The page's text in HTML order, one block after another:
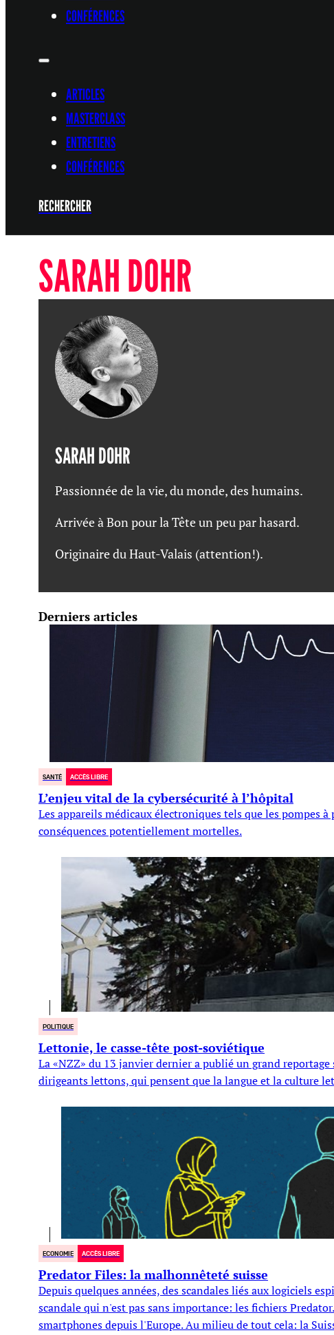
CONFÉRENCES
ARTICLES
MASTERCLASS
ENTRETIENS
CONFÉRENCES
RECHERCHER
SARAH DOHR
SARAH DOHR
Passionnée de la vie, du monde, des humains.
Arrivée à Bon pour la Tête un peu par hasard.
Originaire du Haut-Valais (attention!).
Derniers articles
SANTÉ ACCÈS LIBRE
L’enjeu vital de la cybersécurité à l’hôpital
Les appareils médicaux électroniques tels que les pompes
conséquences potentiellement mortelles.
POLITIQUE
Lettonie, le casse-tête post-soviétique
La «NZZ» du 13 janvier dernier a publié un grand
dirigeants lettons, qui pensent que la langue et la culture
ECONOMIE ACCÈS LIBRE
Predator Files: la malhonnêteté suisse
Depuis quelques années, des scandales liés aux logiciels
scandale qui n'est pas sans importance: les fichiers
smartphones depuis l'Europe. Au milieu de tout cela: la